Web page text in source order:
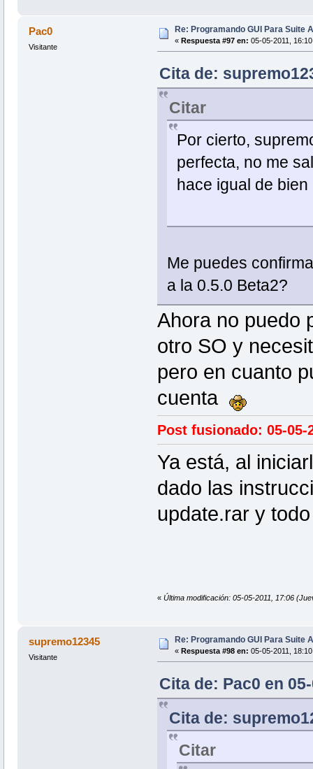
Pac0
Visitante
Re: Programando GUI Para Suite
« Respuesta #97 en: 05-05-2011,
Cita de:
Citar
Por cierto,
perfecta, no me
hace igual de
Me puedes
a la 0.5.0 Beta2?
Ahora no puedo
otro SO y
pero en cuanto
cuenta
Post fusionado: 05-05-
Ya está, al
dado las
update.rar y
« Última modificación: 05-05-2011, 17:06
supremo12345
Visitante
Re: Programando GUI Para Suite
« Respuesta #98 en: 05-05-2011,
Cita de: Pac0 en
Cita de:
Citar